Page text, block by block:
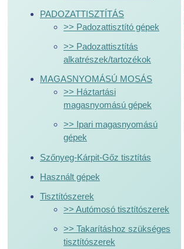
PADOZATTISZTÍTÁS
>> Padozattisztító gépek
>> Padozattisztítás
alkatrészek/tartozékok
MAGASNYOMÁSÚ MOSÁS
>> Háztartási
magasnyomású gépek
>> Ipari magasnyomású
gépek
Szőnyeg-Kárpit-Gőz tisztítás
Használt gépek
Tisztítószerek
>> Autómosó tisztítószerek
>> Takarításhoz szükséges
tisztítószerek